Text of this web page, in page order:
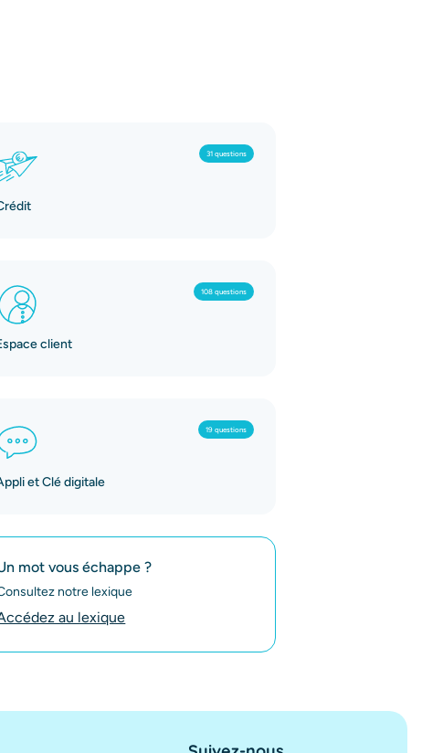
31 questions
108 questions
client
19 questions
et Clé digitale
mot vous échappe ?
notre lexique
au lexique